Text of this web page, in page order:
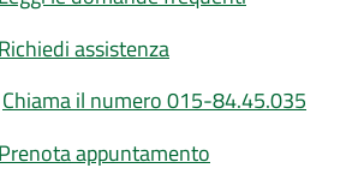
Richiedi assistenza
Chiama il numero 015-84.45.035
Prenota appuntamento